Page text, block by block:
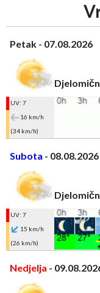
Petak - 07.08.2026
UV: 7
16 km/h
(34 km/h)
Subota - 08.08.2026
UV: 7
15 km/h
(26 km/h)
Nedjelja -